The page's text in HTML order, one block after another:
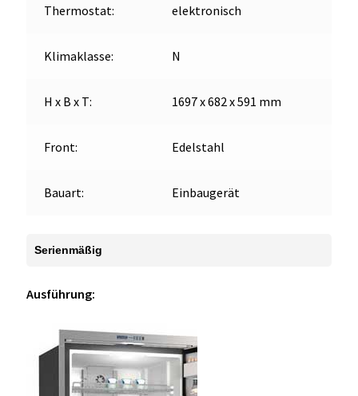
Thermostat: elektronisch
Klimaklasse: N
H x B x T: 1697 x 682 x 591 mm
Front: Edelstahl
Bauart: Einbaugerät
Serienmäßig
Ausführung: